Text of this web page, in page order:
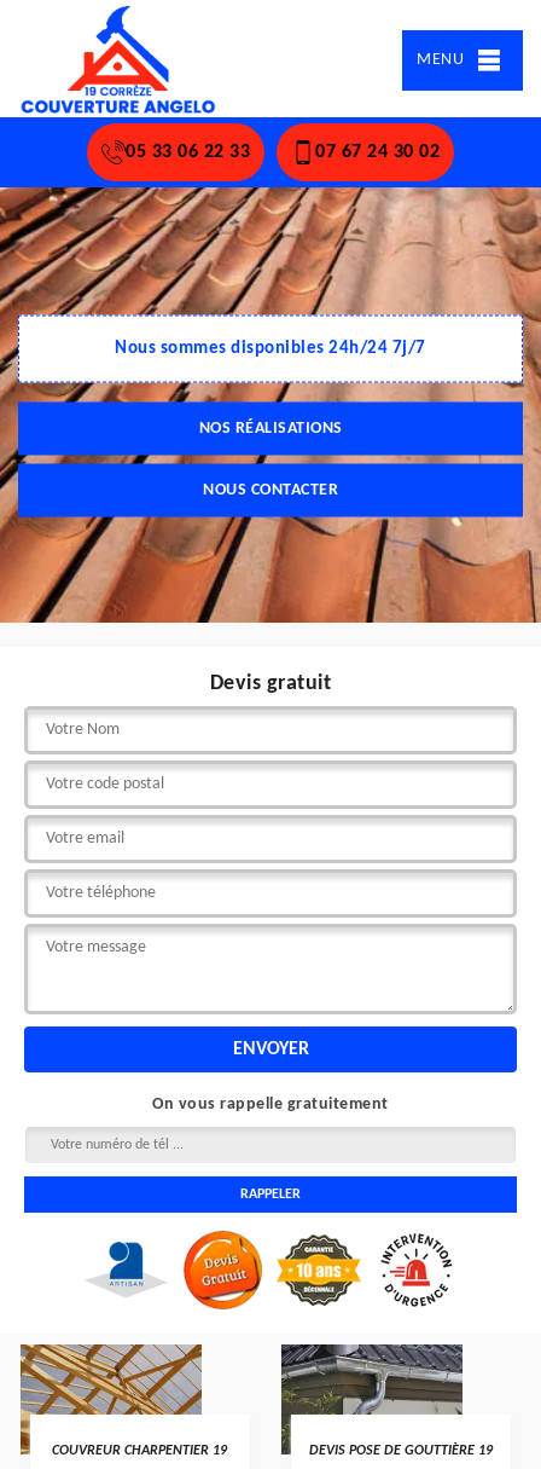
MENU
05 33 06 22 33 07 67 24 30 02
Nous sommes disponibles 24h/24 7j/7
NOS RÉALISATIONS
NOUS CONTACTER
Devis gratuit
On vous rappelle gratuitement
COUVREUR CHARPENTIER 19 DEVIS POSE DE GOUTTIÈRE 19